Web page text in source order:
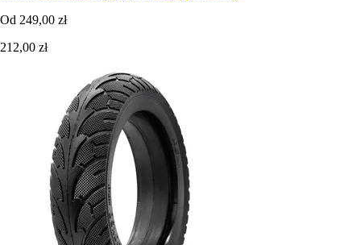
Od 249,00 zł
212,00 zł